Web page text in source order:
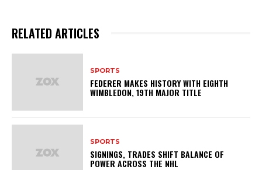
RELATED ARTICLES
SPORTS
FEDERER MAKES HISTORY WITH EIGHTH
WIMBLEDON, 19TH MAJOR TITLE
SPORTS
SIGNINGS, TRADES SHIFT BALANCE OF
POWER ACROSS THE NHL